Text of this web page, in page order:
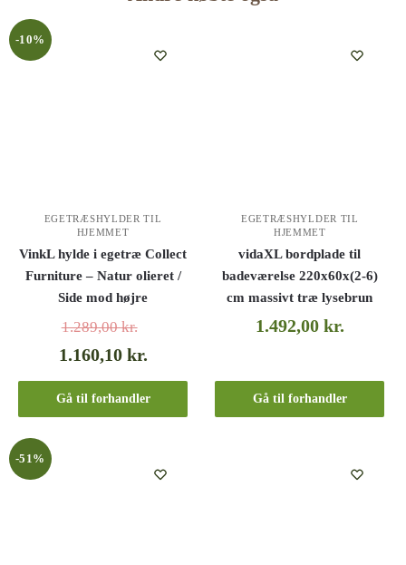
-10%
EGETRÆSHYLDER TIL
HJEMMET
VinkL hylde i egetræ Collect
Furniture – Natur olieret /
Side mod højre
1.289,00kr.
1.160,10 kr.
Gå til forhandler
EGETRÆSHYLDER TIL
HJEMMET
vidaXL bordplade til
badeværelse 220x60x(2-6)
cm massivt træ lysebrun
1.492,00 kr.
Gå til forhandler
-51%